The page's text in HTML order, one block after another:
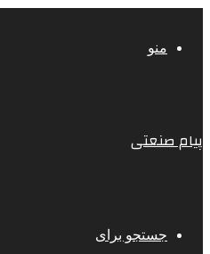
منو
پیام صنعتی
جستجو برای